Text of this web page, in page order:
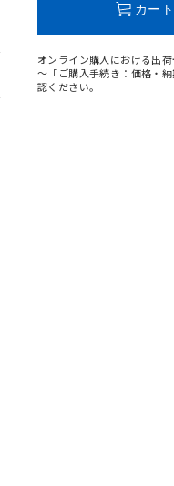
カー
オンライン購入における出
～「ご購入手続き：価格・
認ください。